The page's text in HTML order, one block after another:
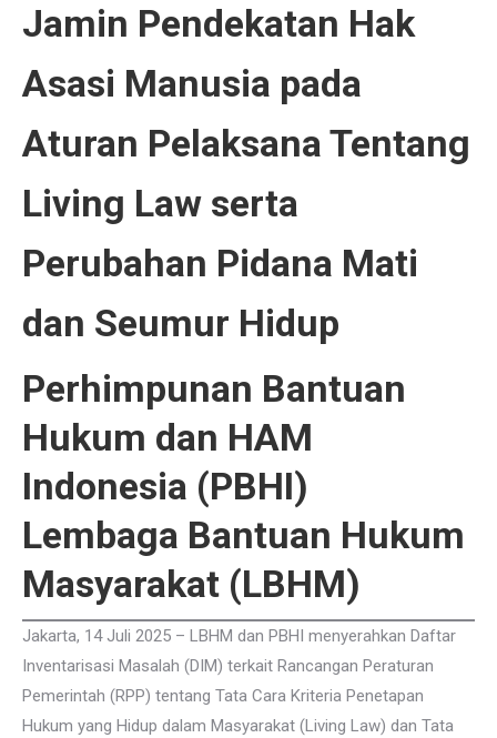
Jamin Pendekatan Hak
Asasi Manusia pada
Aturan Pelaksana Tentang
Living Law serta
Perubahan Pidana Mati
dan Seumur Hidup
Perhimpunan Bantuan
Hukum dan HAM
Indonesia (PBHI)
Lembaga Bantuan Hukum
Masyarakat (LBHM)
Jakarta, 14 Juli 2025 – LBHM dan PBHI menyerahkan Daftar
Inventarisasi Masalah (DIM) terkait Rancangan Peraturan
Pemerintah (RPP) tentang Tata Cara Kriteria Penetapan
Hukum yang Hidup dalam Masyarakat (Living Law) dan Tata